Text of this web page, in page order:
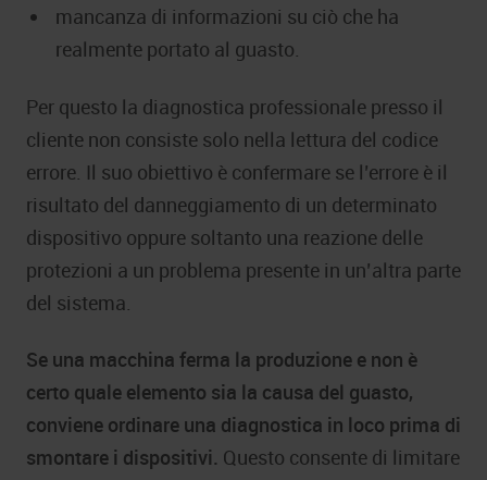
mancanza di informazioni su ciò che ha
realmente portato al guasto.
Per questo la diagnostica professionale presso il
cliente non consiste solo nella lettura del codice
errore. Il suo obiettivo è confermare se l’errore è il
risultato del danneggiamento di un determinato
dispositivo oppure soltanto una reazione delle
protezioni a un problema presente in un’altra parte
del sistema.
Se una macchina ferma la produzione e non è
certo quale elemento sia la causa del guasto,
conviene ordinare una diagnostica in loco prima di
smontare i dispositivi. Questo consente di limitare